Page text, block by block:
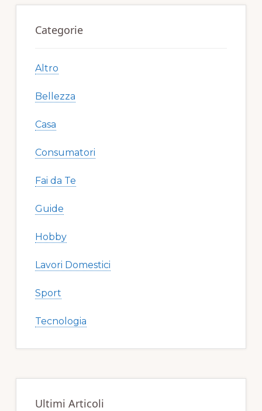
Primary
Sidebar
Categorie
Altro
Bellezza
Casa
Consumatori
Fai da Te
Guide
Hobby
Lavori Domestici
Sport
Tecnologia
Ultimi Articoli